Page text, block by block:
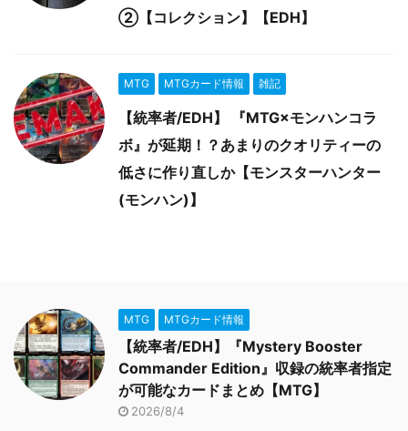
②【コレクション】【EDH】
MTG MTGカード情報 雑記
【統率者/EDH】 『MTG×モンハンコラ
ボ』が延期！？あまりのクオリティーの
低さに作り直しか【モンスターハンター
(モンハン)】
MTG MTGカード情報
【統率者/EDH】『Mystery Booster
Commander Edition』収録の統率者指定
が可能なカードまとめ【MTG】
2026/8/4